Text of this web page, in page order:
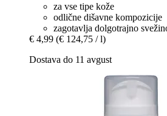
za vse tipe kože
odlične dišavne kompozicije
zagotavlja dolgotrajno
€ 4,99 (€ 124,75 / l)
Dostava do 11 avgust